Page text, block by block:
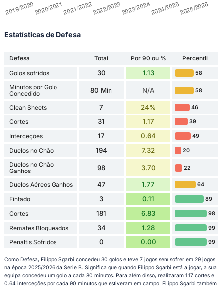
Estatísticas de Defesa
Defesa Total Por 90 ou %
Percentil
Golos sofridos
30 1.13 58
Minutos por Golo
Concedido
80 Min N/A 58
Clean Sheets 7 24% 46
Cortes 31 1.17 39
Interceções 17 0.64 49
Duelos no Chão 194 7.32 20
Duelos no Chão
Ganhos
98 3.70 22
Duelos Aéreos Ganhos 47 1.77 64
Fintado 3 0.11 89
Cortes 181 6.83 98
Remates Bloqueados 34 1.28 99
Penaltis Sofridos 0 0.00 99
Como Defesa, Filippo Sgarbi concedeu 30 golos e teve 7 jogos sem sofrer em 29 jogos
na época 2025/2026 da Serie B. Significa que quando Filippo Sgarbi está a jogar, a sua
equipa concedeu um golo a cada 80 minutos. Para além disso, realizaram 1.17 cortes e
0.64 interceções por cada 90 minutos que estiveram em campo. Filippo Sgarbi também